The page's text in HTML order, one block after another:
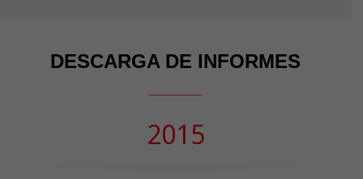
DESCARGA DE INFORMES
2015